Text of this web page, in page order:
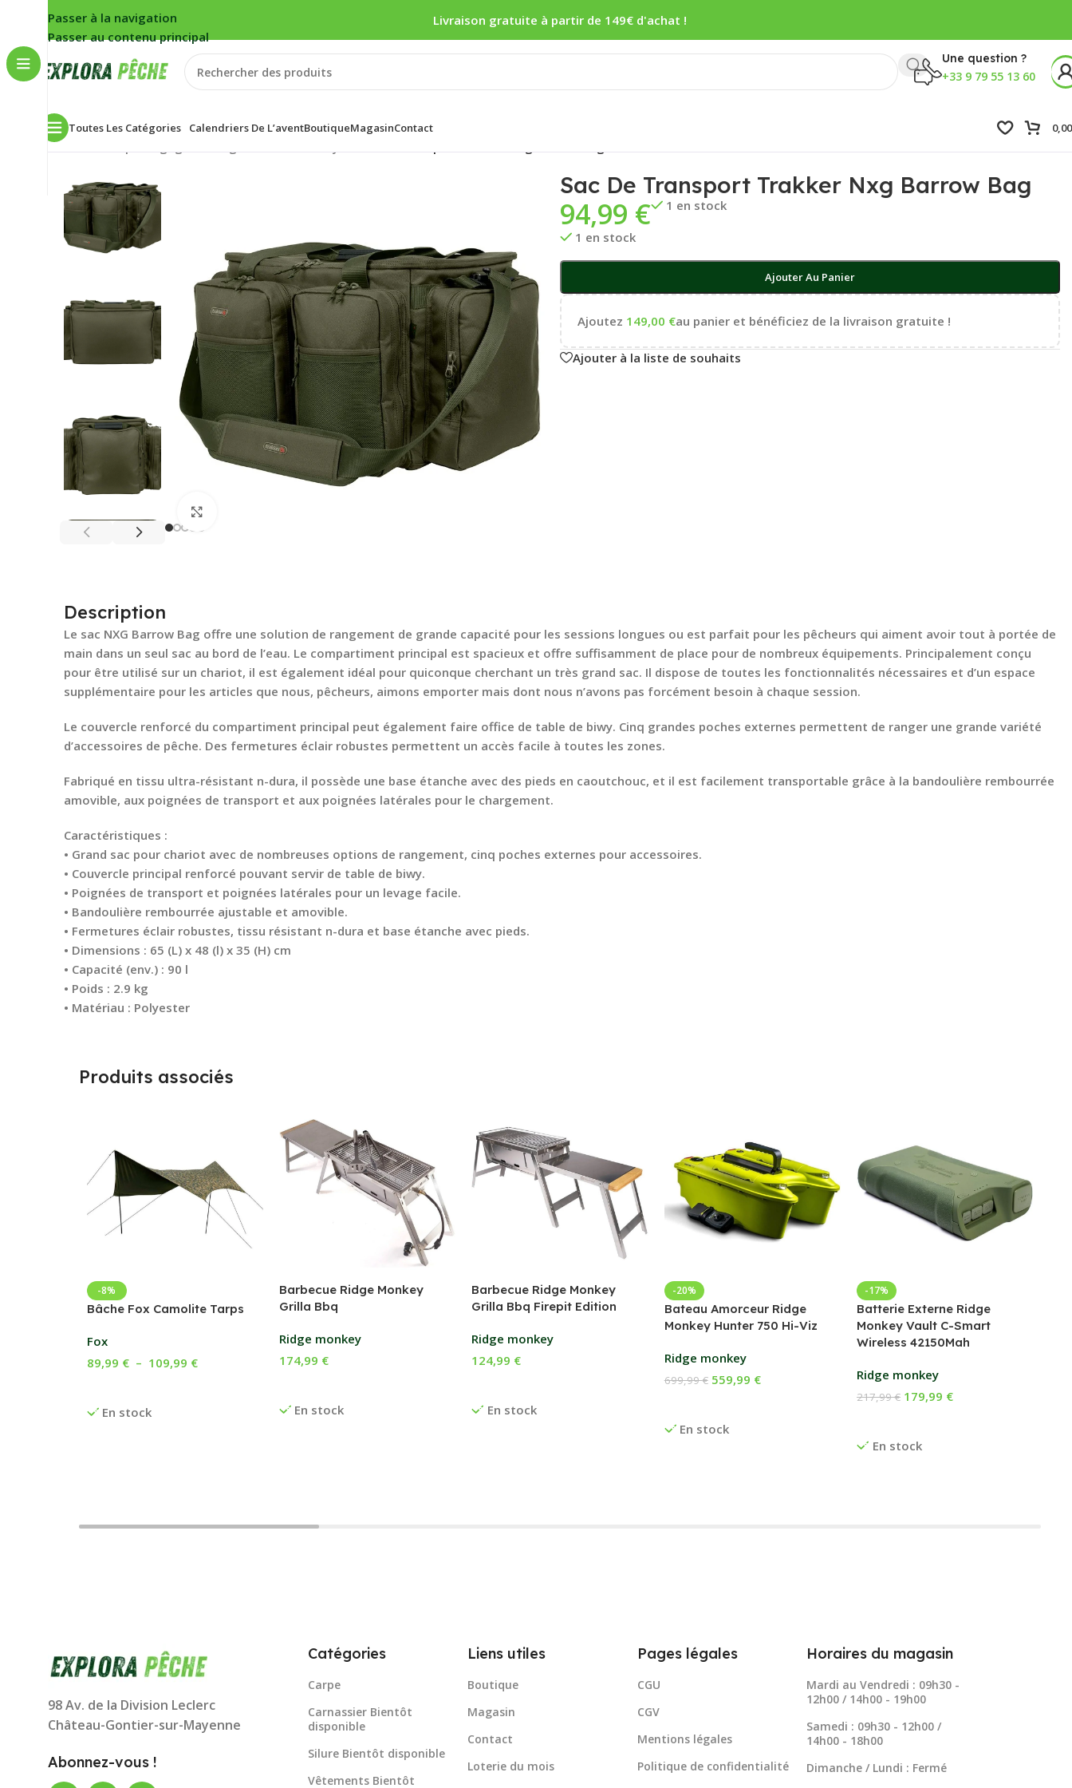
Passer à la navigation
Passer au contenu principal
Livraison gratuite à partir de 149€ d'achat !
Une question ?
+33 9 79 55 13 60
Toutes Les Catégories Calendriers De L’aventBoutiqueMagasinContact
Accueil
Sac De Transport Trakker Nxg Barrow Bag
94,99 €
1 en stock
1 en stock
Ajouter Au Panier
Ajoutez 149,00 €au panier et bénéficiez de la livraison gratuite !
Ajouter à la liste de souhaits
Description
Le sac NXG Barrow Bag offre une solution de rangement de grande capacité pour les sessions longues ou est parfait pour les pêcheurs qui aiment avoir tout à portée de
main dans un seul sac au bord de l’eau. Le compartiment principal est spacieux et offre suffisamment de place pour de nombreux équipements. Principalement conçu
pour être utilisé sur un chariot, il est également idéal pour quiconque cherchant un très grand sac. Il dispose de toutes les fonctionnalités nécessaires et d’un espace
supplémentaire pour les articles que nous, pêcheurs, aimons emporter mais dont nous n’avons pas forcément besoin à chaque session.
Le couvercle renforcé du compartiment principal peut également faire office de table de biwy. Cinq grandes poches externes permettent de ranger une grande variété
d’accessoires de pêche. Des fermetures éclair robustes permettent un accès facile à toutes les zones.
Fabriqué en tissu ultra-résistant n-dura, il possède une base étanche avec des pieds en caoutchouc, et il est facilement transportable grâce à la bandoulière rembourrée
amovible, aux poignées de transport et aux poignées latérales pour le chargement.
Caractéristiques :
• Grand sac pour chariot avec de nombreuses options de rangement, cinq poches externes pour accessoires.
• Couvercle principal renforcé pouvant servir de table de biwy.
• Poignées de transport et poignées latérales pour un levage facile.
• Bandoulière rembourrée ajustable et amovible.
• Fermetures éclair robustes, tissu résistant n-dura et base étanche avec pieds.
• Dimensions : 65 (L) x 48 (l) x 35 (H) cm
• Capacité (env.) : 90 l
• Poids : 2.9 kg
• Matériau : Polyester
Produits associés
-8%
Bâche Fox Camolite Tarps
Fox
En stock
89,99 € – 109,99 €
Barbecue Ridge Monkey
Grilla Bbq
Ridge monkey
En stock
174,99 €
Barbecue Ridge Monkey
Grilla Bbq Firepit Edition
Ridge monkey
En stock
124,99 €
-20%
Bateau Amorceur Ridge
Monkey Hunter 750 Hi-Viz
Ridge monkey
En stock
699,99€ 559,99 €
-17%
Batterie Externe Ridge
Monkey Vault C-Smart
Wireless 42150Mah
Ridge monkey
En stock
217,99€ 179,99 €
98 Av. de la Division Leclerc
Château-Gontier-sur-Mayenne
Abonnez-vous !
Catégories
Carpe
Carnassier Bientôt
disponible
Silure Bientôt disponible
Vêtements Bientôt
Liens utiles
Boutique
Magasin
Contact
Loterie du mois
Pages légales
CGU
CGV
Mentions légales
Politique de confidentialité
Horaires du magasin
Mardi au Vendredi : 09h30 -
12h00 / 14h00 - 19h00
Samedi : 09h30 - 12h00 /
14h00 - 18h00
Dimanche / Lundi : Fermé